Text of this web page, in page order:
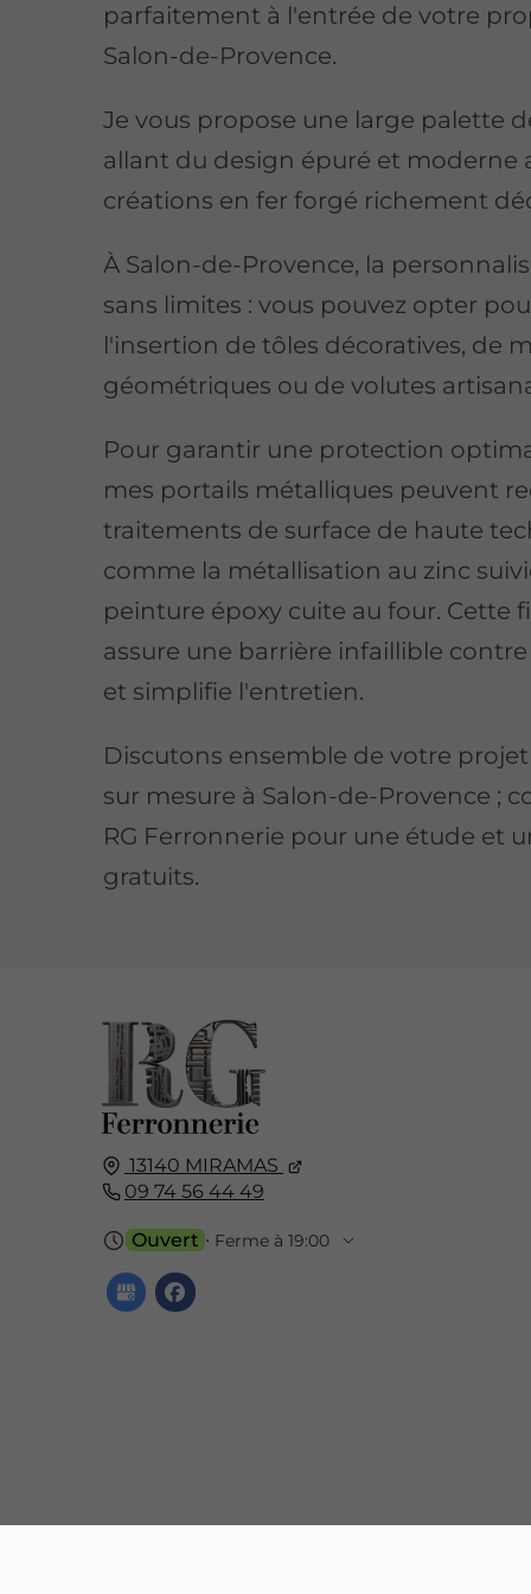
parfaitement à l'entrée de votre
Salon-de-Provence.
Je vous propose une large palette
allant du design épuré et moderne
créations en fer forgé richement
À Salon-de-Provence, la
sans limites : vous pouvez opter
l'insertion de tôles décoratives, de
géométriques ou de volutes
Pour garantir une protection
mes portails métalliques peuvent
traitements de surface de haute
comme la métallisation au zinc
peinture époxy cuite au four. Cette
assure une barrière infaillible
et simplifie l'entretien.
Discutons ensemble de votre
sur mesure à Salon-de-Provence ;
RG Ferronnerie pour une étude et
gratuits.
13140 MIRAMAS
09 74 56 44 49
Ouvert ⋅ Ferme à 19:00